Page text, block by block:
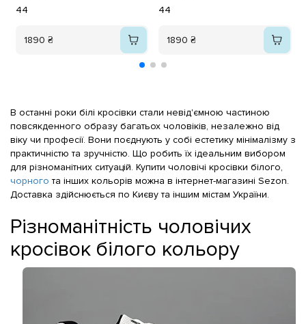
44
1890 ₴
продукции и быструю доставку на
44
1890 ₴
В останні роки білі кросівки стали невід'ємною частиною
повсякденного образу багатьох чоловіків, незалежно від
віку чи професії. Вони поєднують у собі естетику мінімалізму з
практичністю та зручністю. Що робить їх ідеальним вибором
для різноманітних ситуацій. Купити чоловічі кросівки білого,
чорного та інших кольорів можна в інтернет-магазині Sezon.
Доставка здійснюється по Києву та іншим містам України.
Різноманітність чоловічих
кросівок білого кольору